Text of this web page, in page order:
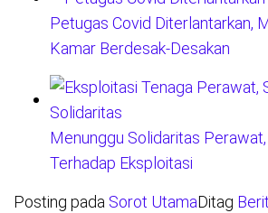
Petugas Covid Diterlantarkan,
Kamar Berdesak-Desakan
Menunggu Solidaritas
Terhadap Eksploitasi
Posting pada Sorot UtamaDitag